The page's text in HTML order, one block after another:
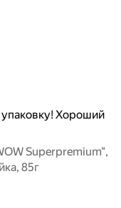
Хороший
Superpremium",
85г